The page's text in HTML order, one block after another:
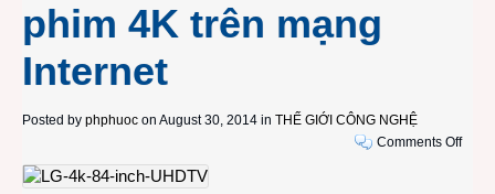
phim 4K trên mạng
Internet
Posted by phphuoc on August 30, 2014 in THẾ GIỚI CÔNG NGHỆ
Comments Offon